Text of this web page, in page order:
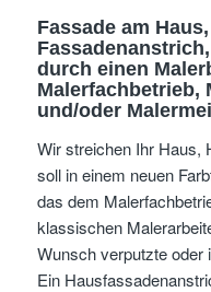
Fassade am
durch einen
Malerfachbetrieb,
und/oder
Wir streichen Ihr Haus,
soll in einem neuen
das dem
klassischen
Wunsch verputzte oder
Ein